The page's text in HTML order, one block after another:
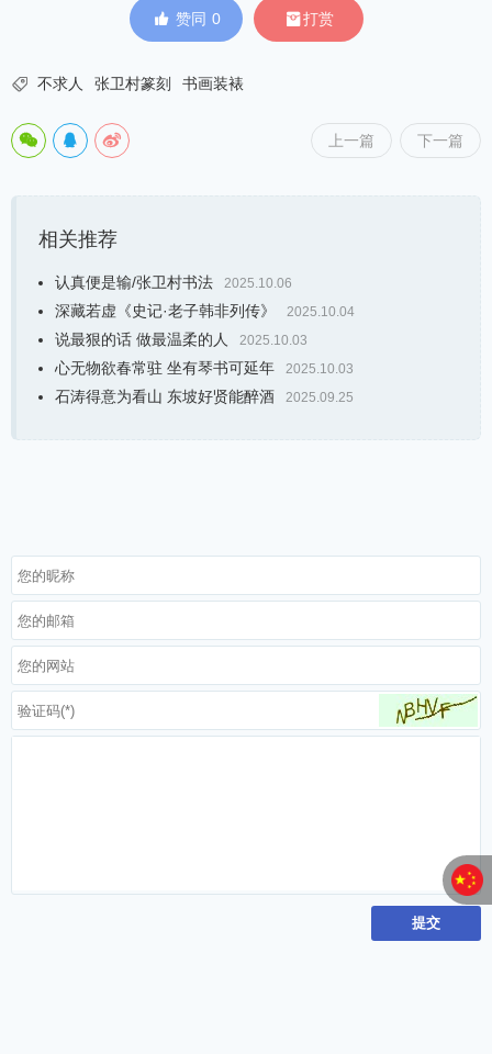
 赞同 0 打赏
 不求人 张卫村篆刻 书画装裱
上一篇 下一篇
相关推荐
认真便是输/张卫村书法 2025.10.06
深藏若虚《史记·老子韩非列传》 2025.10.04
说最狠的话 做最温柔的人 2025.10.03
心无物欲春常驻 坐有琴书可延年 2025.10.03
石涛得意为看山 东坡好贤能醉酒 2025.09.25